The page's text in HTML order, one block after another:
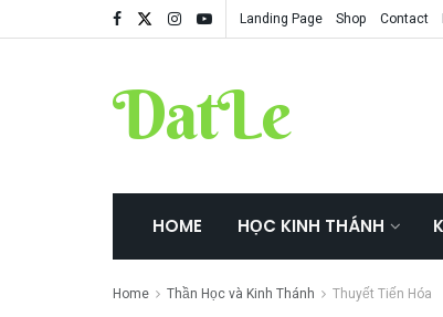
Landing Page Shop Contact
DatLe
HOME HỌC KINH THÁNH
Home Thần Học và Kinh Thánh Thuyết Tiến Hóa